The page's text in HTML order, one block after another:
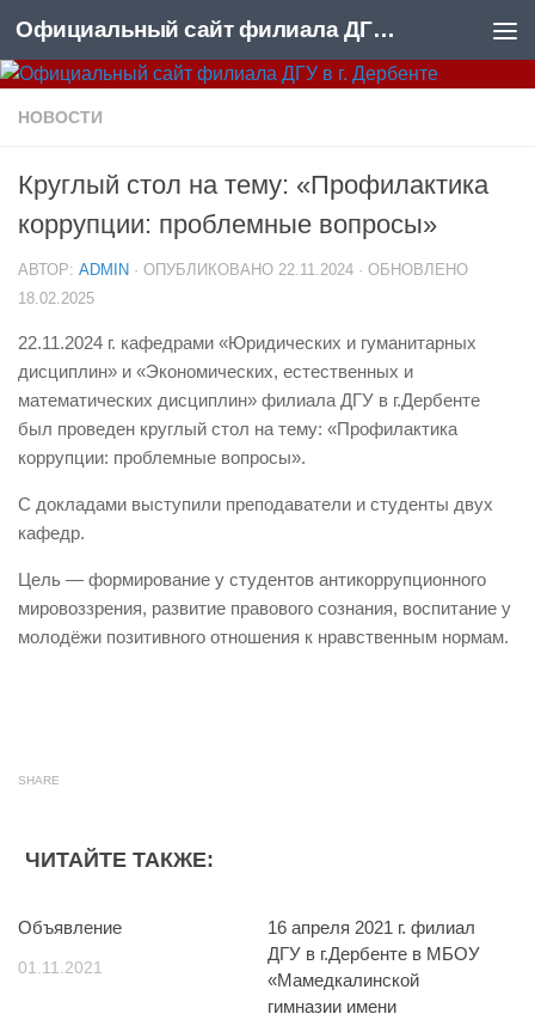
Skip to content Официальный сайт филиала ДГУ в г. Дербенте
НОВОСТИ
Круглый стол на тему: «Профилактика
коррупции: проблемные вопросы»
АВТОР: ADMIN · ОПУБЛИКОВАНО 22.11.2024 · ОБНОВЛЕНО
18.02.2025
22.11.2024 г. кафедрами «Юридических и гуманитарных
дисциплин» и «Экономических, естественных и
математических дисциплин» филиала ДГУ в г.Дербенте
был проведен круглый стол на тему: «Профилактика
коррупции: проблемные вопросы».
С докладами выступили преподаватели и студенты двух
кафедр.
Цель — формирование у студентов антикоррупционного
мировоззрения, развитие правового сознания, воспитание у
молодёжи позитивного отношения к нравственным нормам.
SHARE
ЧИТАЙТЕ ТАКЖЕ:
Объявление
01.11.2021
16 апреля 2021 г. филиал
ДГУ в г.Дербенте в МБОУ
«Мамедкалинской
гимназии имени